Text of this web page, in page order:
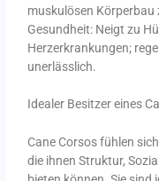
muskulösen Körperbau
Gesundheit: Neigt zu
Herzerkrankungen;
unerlässlich.
Idealer Besitzer eines
Cane Corsos fühlen
die ihnen Struktur,